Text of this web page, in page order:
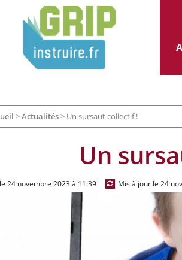
>Actualités> Un sursaut collectif !
Un
24 novembre 2023 à 11:39 Mis à jour le 24